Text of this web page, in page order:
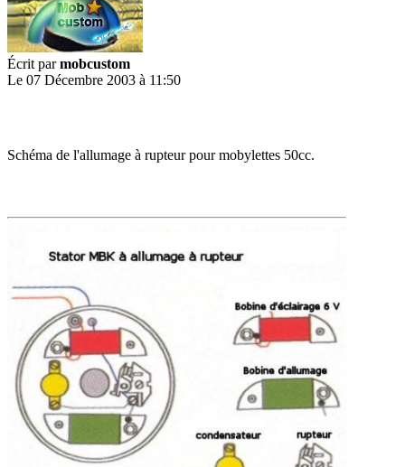
Écrit parmobcustom
Le 07 Décembre 2003 à 11:50
Schéma de l'allumage à rupteur pour mobylettes 50cc.